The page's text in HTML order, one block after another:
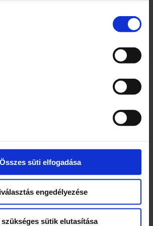
Összes süti elfogadása
engedélyezése
szükséges sütik elutasítása
Hercegnő sátor II.
7600Ft